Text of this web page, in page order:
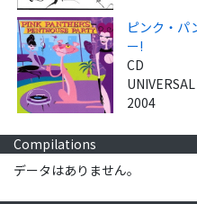
ピンク・パ
ー!
CD
2004
Compilations
データはありません。